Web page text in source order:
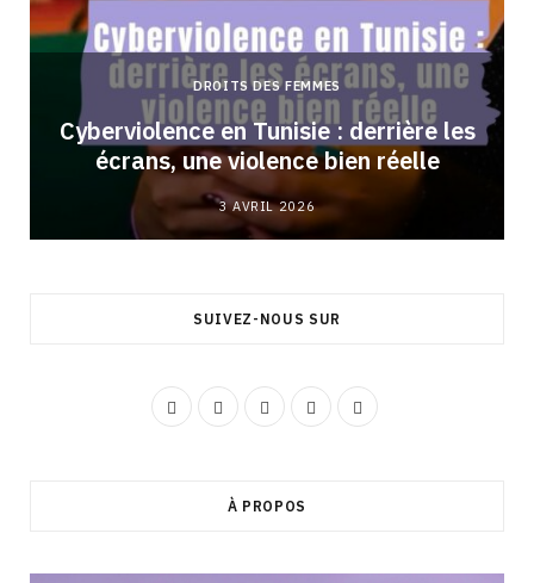
DROITS DES FEMMES
Cyberviolence en Tunisie : derrière les
écrans, une violence bien réelle
3 AVRIL 2026
SUIVEZ-NOUS SUR
F
I
Y
L
T
À PROPOS